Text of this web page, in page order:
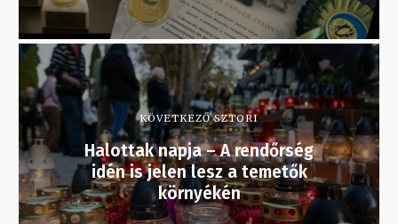
KÖVETKEZŐ SZTORI
Halottak napja – A rendőrség
idén is jelen lesz a temetők
környékén